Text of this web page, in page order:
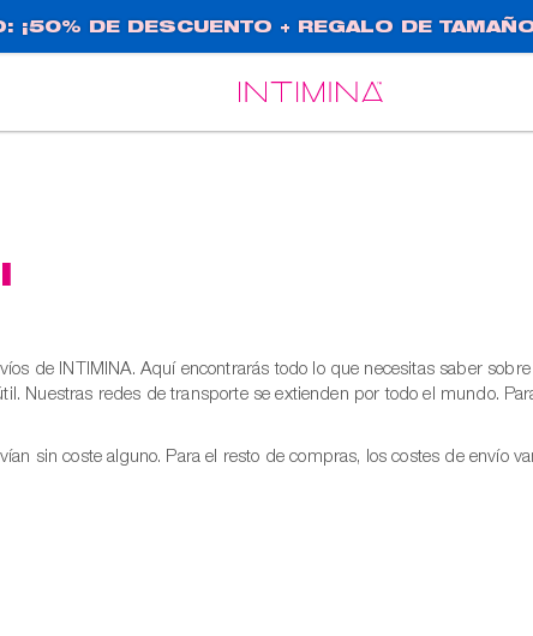
DE DESCUENTO + REGALO DE
de INTIMINA. Aquí encontrarás todo lo que necesitas saber
Nuestras redes de transporte se extienden por todo el mundo.
sin coste alguno. Para el resto de compras, los costes de envío